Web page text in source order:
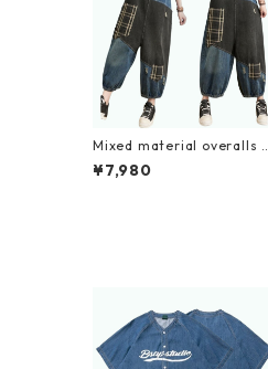
Mixed material overalls
0082
¥7,980